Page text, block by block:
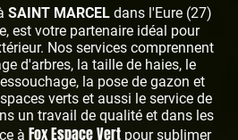
SAINT MARCELdans l'Eure (27)
est votre partenaire idéal pour
Nos services comprennent
d'arbres, la taille de haies, le
la pose de gazon et
verts et aussi le service de
un travail de qualité et dans les
à Fox Espace Vertpour sublimer